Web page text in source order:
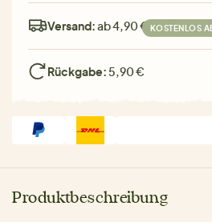
Versand:ab 4,90 € KOSTENLOS
Rückgabe: 5,90 €
Produktbeschreibung